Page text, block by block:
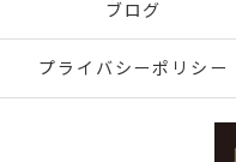
ブログ
プライバシーポリシー